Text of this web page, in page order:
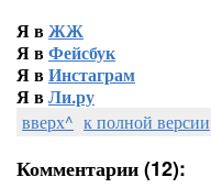
Я вЖЖ
Я вФейсбук
Я вИнстаграм
Я вЛи.ру
вверх^ к полной версии
Комментарии (12):